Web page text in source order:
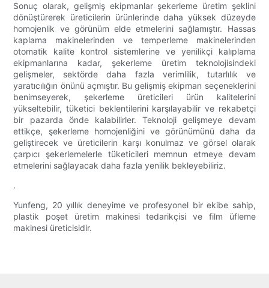
Sonuç olarak, gelişmiş ekipmanlar şekerleme üretim şeklini
dönüştürerek üreticilerin ürünlerinde daha yüksek düzeyde
homojenlik ve görünüm elde etmelerini sağlamıştır. Hassas
kaplama makinelerinden ve temperleme makinelerinden
otomatik kalite kontrol sistemlerine ve yenilikçi kalıplama
ekipmanlarına kadar, şekerleme üretim teknolojisindeki
gelişmeler, sektörde daha fazla verimlilik, tutarlılık ve
yaratıcılığın önünü açmıştır. Bu gelişmiş ekipman seçeneklerini
benimseyerek, şekerleme üreticileri ürün kalitelerini
yükseltebilir, tüketici beklentilerini karşılayabilir ve rekabetçi
bir pazarda önde kalabilirler. Teknoloji gelişmeye devam
ettikçe, şekerleme homojenliğini ve görünümünü daha da
geliştirecek ve üreticilerin karşı konulmaz ve görsel olarak
çarpıcı şekerlemelerle tüketicileri memnun etmeye devam
etmelerini sağlayacak daha fazla yenilik bekleyebiliriz.
.
Yunfeng, 20 yıllık deneyime ve profesyonel bir ekibe sahip,
plastik poşet üretim makinesi tedarikçisi ve film üfleme
makinesi üreticisidir.